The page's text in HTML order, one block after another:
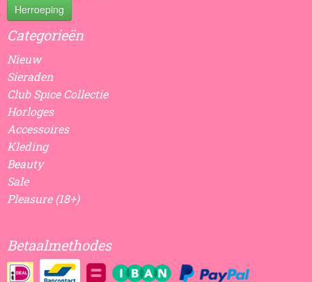
Herroeping
Categorieën
Nieuw
Sieraden
Club Spice Collectie
Horloges
Accessoires
Kleding
Beauty
Sale
Pleasure (18+)
Betaalmethodes